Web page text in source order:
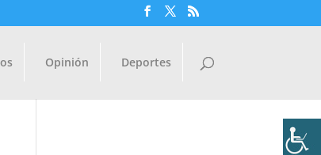
Opinión Deportes